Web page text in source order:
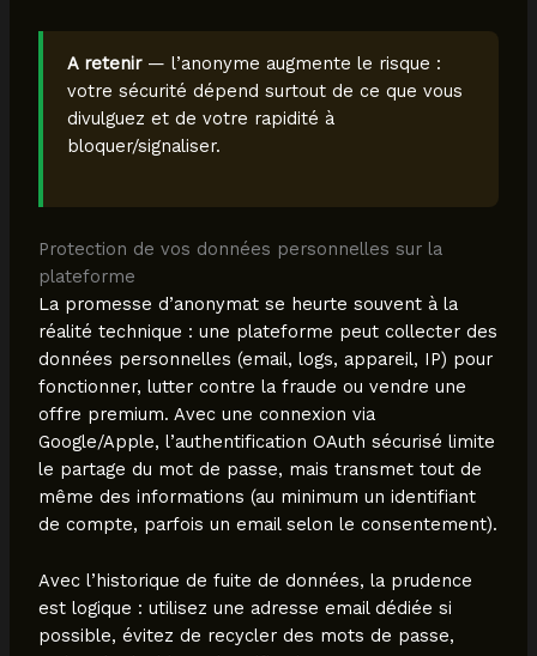
A retenir— l’anonyme augmente le risque :
votre sécurité dépend surtout de ce que vous
divulguez et de votre rapidité à
bloquer/signaliser.
Protection de vos données personnelles sur la
plateforme
La promesse d’anonymat se heurte souvent à la
réalité technique : une plateforme peut collecter des
données personnelles (email, logs, appareil, IP) pour
fonctionner, lutter contre la fraude ou vendre une
offre premium. Avec une connexion via
Google/Apple, l’authentification OAuth sécurisé limite
le partage du mot de passe, mais transmet tout de
même des informations (au minimum un identifiant
de compte, parfois un email selon le consentement).
Avec l’historique de fuite de données, la prudence
est logique : utilisez une adresse email dédiée si
possible, évitez de recycler des mots de passe,